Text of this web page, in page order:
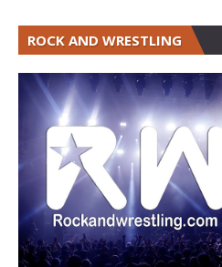
ROCK AND WRESTLING